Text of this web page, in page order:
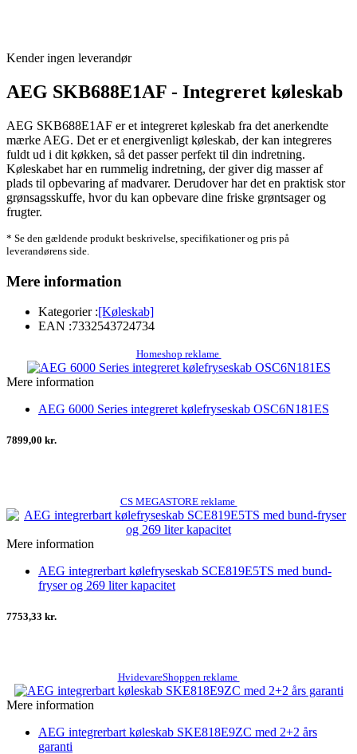
Kender ingen leverandør
AEG SKB688E1AF - Integreret køleskab
AEG SKB688E1AF er et integreret køleskab fra det anerkendte
mærke AEG. Det er et energivenligt køleskab, der kan integreres
fuldt ud i dit køkken, så det passer perfekt til din indretning.
Køleskabet har en rummelig indretning, der giver dig masser af
plads til opbevaring af madvarer. Derudover har det en praktisk stor
grønsagsskuffe, hvor du kan opbevare dine friske grøntsager og
frugter.
* Se den gældende produkt beskrivelse, specifikationer og pris på
leverandørens side.
Mere information
Kategorier :[Køleskab]
EAN :7332543724734
Homeshop reklame
Mere information
AEG 6000 Series integreret kølefryseskab OSC6N181ES
7899,00 kr.
CS MEGASTORE reklame
Mere information
AEG integrerbart kølefryseskab SCE819E5TS med bund-
fryser og 269 liter kapacitet
7753,33 kr.
HvidevareShoppen reklame
Mere information
AEG integrerbart køleskab SKE818E9ZC med 2+2 års
garanti